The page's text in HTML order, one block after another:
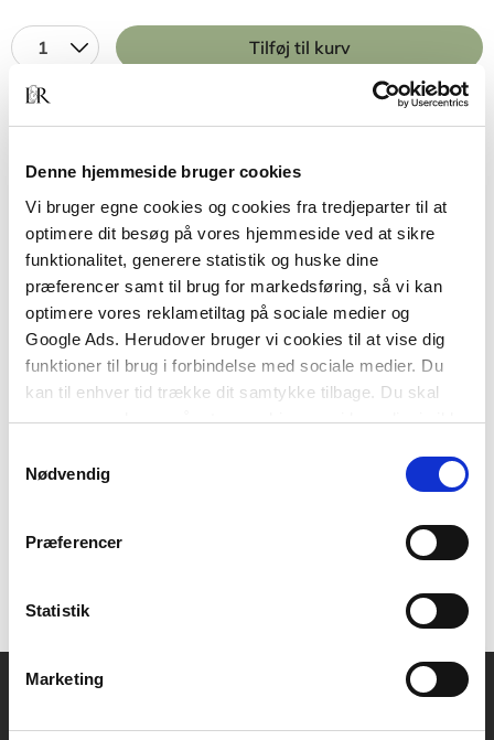
Denne hjemmeside bruger cookies
Vi bruger egne cookies og cookies fra tredjeparter til at
optimere dit besøg på vores hjemmeside ved at sikre
funktionalitet, generere statistik og huske dine
præferencer samt til brug for markedsføring, så vi kan
optimere vores reklametiltag på sociale medier og
Google Ads. Herudover bruger vi cookies til at vise dig
funktioner til brug i forbindelse med sociale medier. Du
kan til enhver tid trække dit samtykke tilbage. Du skal
være opmærksom på, at vores hjemmeside muligvis ikke
tilbagetrækker et samtykke.
Nødvendig
Præferencer
Statistik
Marketing
1 Tilføj til kurv
Hvad gør, at nogle af os får stress, mens andre
ikke bliver ramt? Hvorfor har nogle mennesker det
bedst, når de arbejder, men frygter fritid og ferier?
Hvorfor skal andre have meget ro og tid for sig
selv for ikke at blive stressede? Hvorfor er stress i
det hele taget så udbredt? Er det bare en del af
vores kultur?
Bogen giver dig indsigt i de mekanismer, der gør,
du gode råd til, hvordan du kommer tilbage på
Akademisk Forlag